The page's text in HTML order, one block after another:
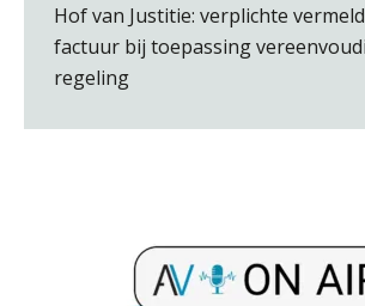
Kirsten Roskam
Hof van Justitie: verplichte
factuur bij toepassing
regeling